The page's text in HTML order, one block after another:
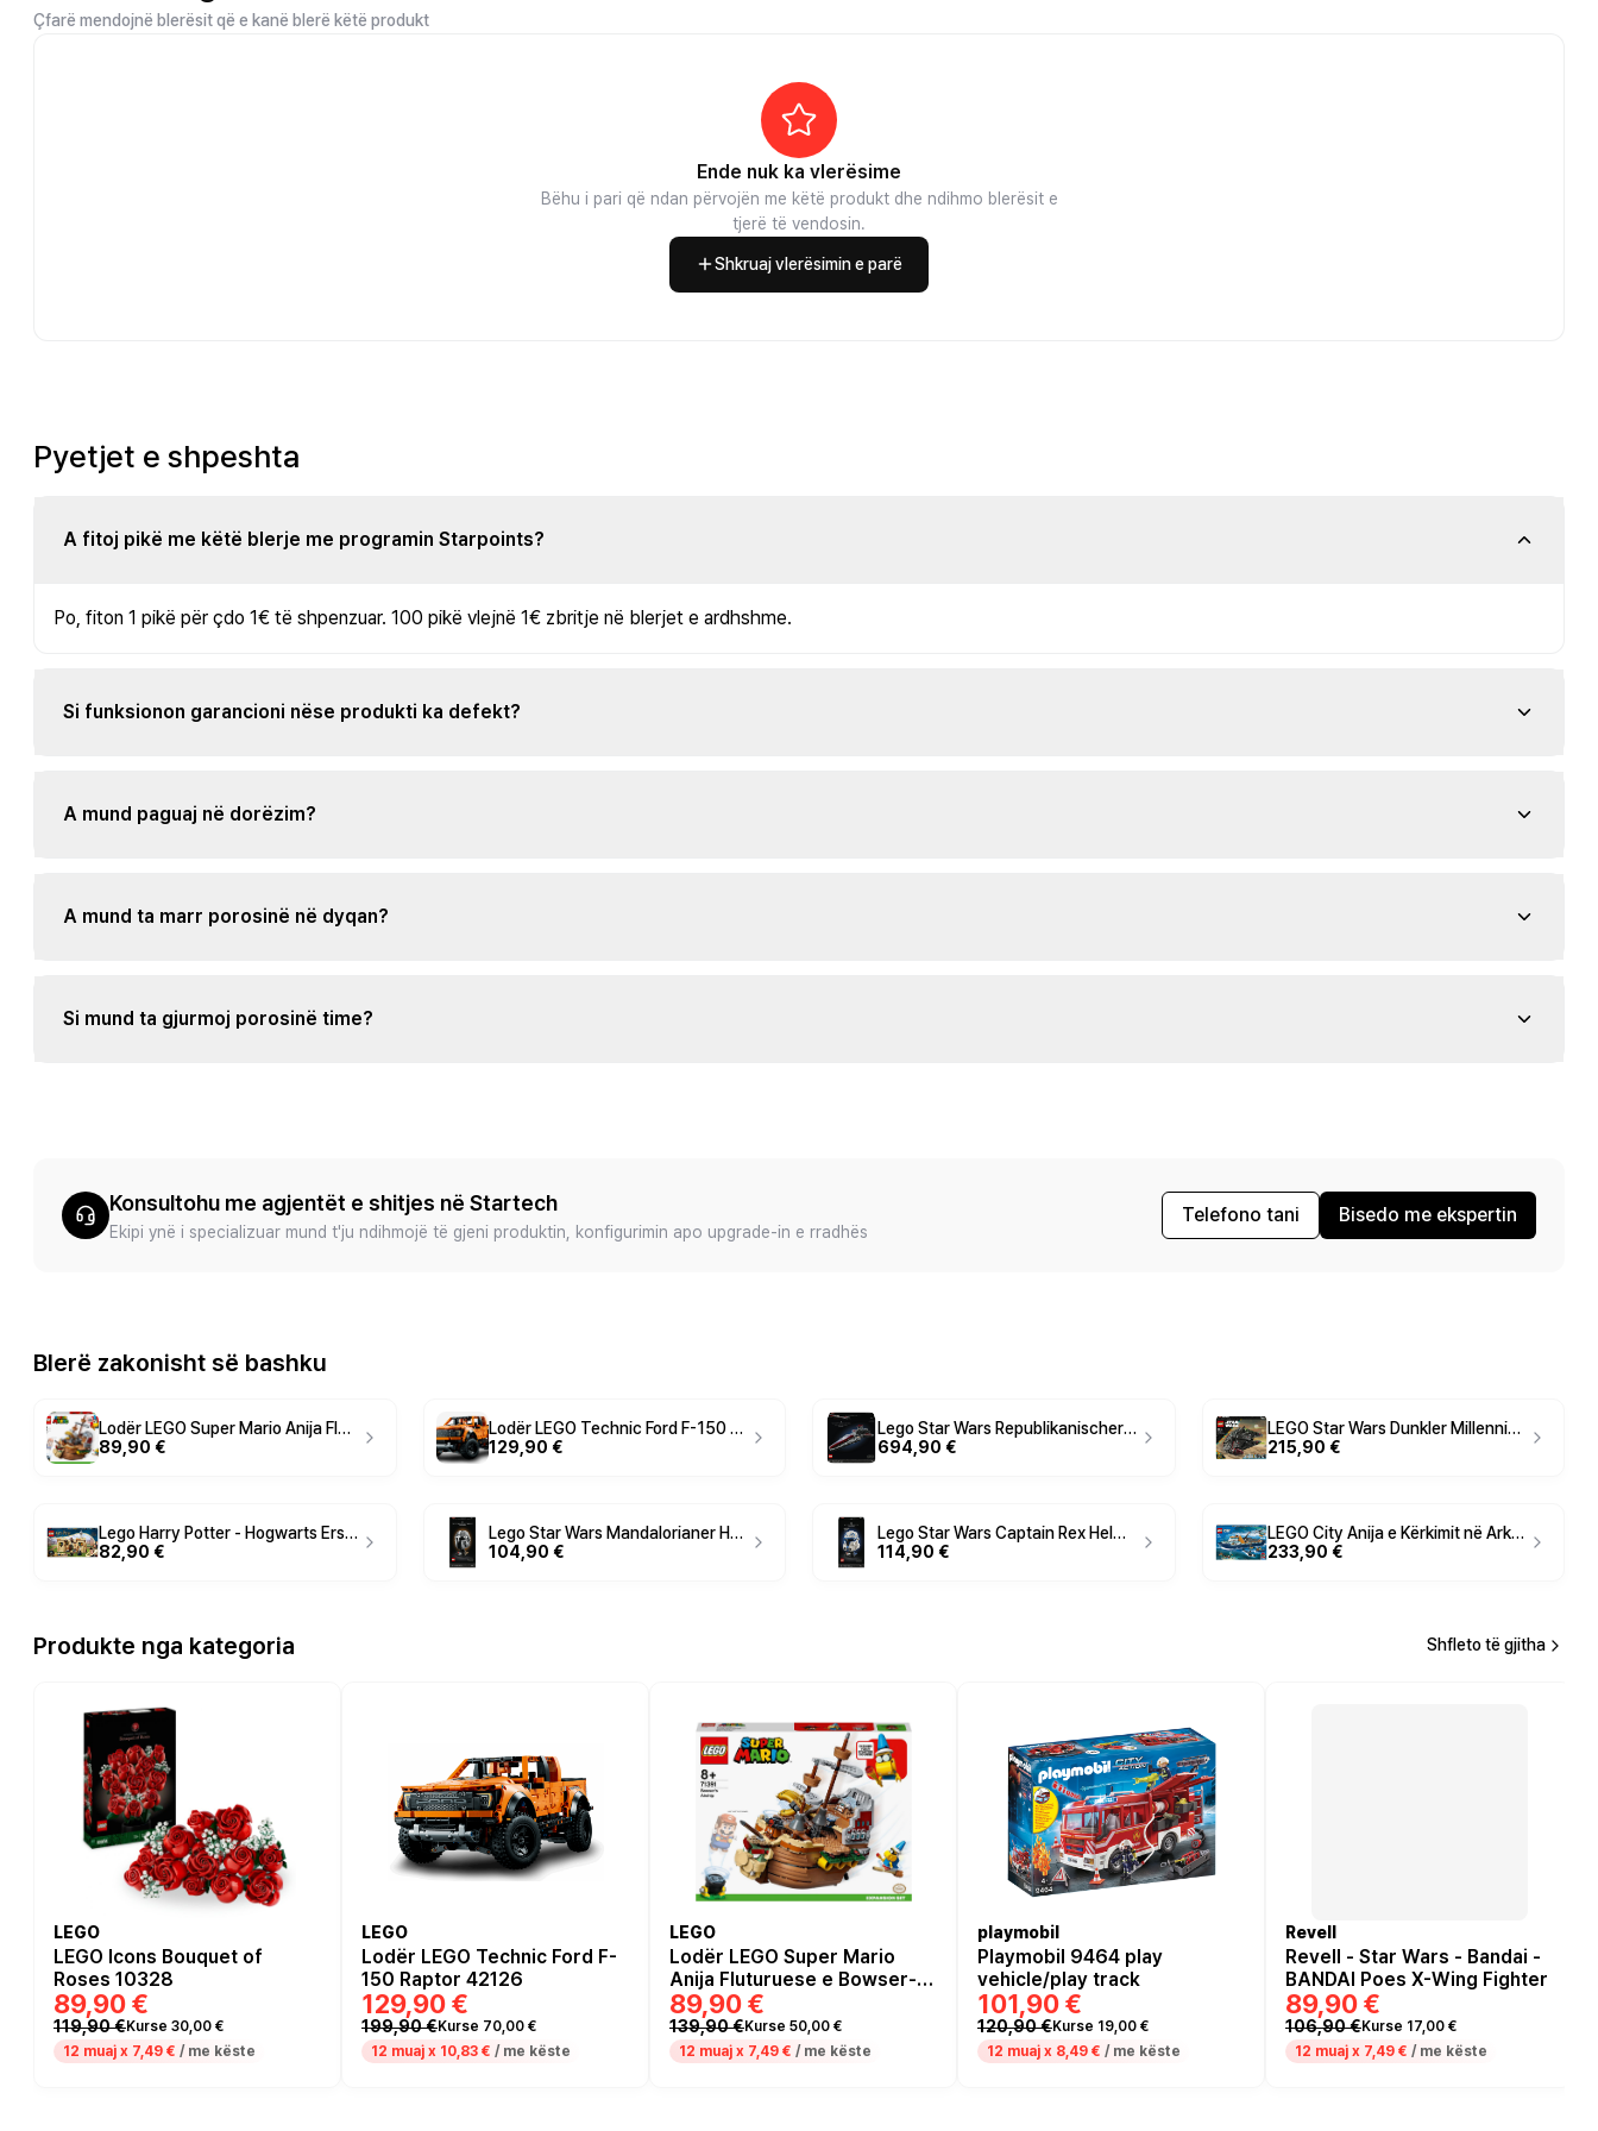
Çfarë mendojnë blerësit që e kanë blerë këtë produkt
Ende nuk ka vlerësime
Bëhu i pari që ndan përvojën me këtë produkt dhe ndihmo blerësit e
tjerë të vendosin.
Shkruaj vlerësimin e parë
Pyetjet e shpeshta
A fitoj pikë me këtë blerje me programin Starpoints?
Po, fiton 1 pikë për çdo 1€ të shpenzuar. 100 pikë vlejnë 1€ zbritje në blerjet e ardhshme.
Si funksionon garancioni nëse produkti ka defekt?
A mund paguaj në dorëzim?
A mund ta marr porosinë në dyqan?
Si mund ta gjurmoj porosinë time?
Konsultohu me agjentët e shitjes në Startech
Ekipi ynë i specializuar mund t'ju ndihmojë të gjeni produktin, konfigurimin apo upgrade-in e rradhës
Telefono tani Bisedo me ekspertin
Blerë zakonisht së bashku
Lodër LEGO Super Mario Anija Fluturuese e Bowser-it (71391)
89,90 €
Lodër LEGO Technic Ford F-150 Raptor 42126
129,90 €
Lego Star Wars Republikanischer Angriffskreuzer der Venator-Klasse 75367
694,90 €
LEGO Star Wars Dunkler Millennium Falke 75389
215,90 €
Lego Harry Potter - Hogwarts Erste Flugstunde
82,90 €
Lego Star Wars Mandalorianer Helm 75328
104,90 €
Lego Star Wars Captain Rex Helm 75349
114,90 €
LEGO City Anija e Kërkimit në Arktik 60368
233,90 €
Produkte nga kategoria Shfleto të gjitha
LEGO
LEGO Icons Bouquet of
Roses 10328
89,90 €
119,90 €Kurse 30,00 €
12 muaj x 7,49 € / me këste
LEGO
Lodër LEGO Technic Ford F-
150 Raptor 42126
129,90 €
199,90 €Kurse 70,00 €
12 muaj x 10,83 € / me këste
LEGO
Lodër LEGO Super Mario
Anija Fluturuese e Bowser-it
(71391)
89,90 €
139,90 €Kurse 50,00 €
12 muaj x 7,49 € / me këste
playmobil
Playmobil 9464 play
vehicle/play track
101,90 €
120,90 €Kurse 19,00 €
12 muaj x 8,49 € / me këste
Revell
Revell - Star Wars - Bandai -
BANDAI Poes X-Wing Fighter
89,90 €
106,90 €Kurse 17,00 €
12 muaj x 7,49 € / me këste